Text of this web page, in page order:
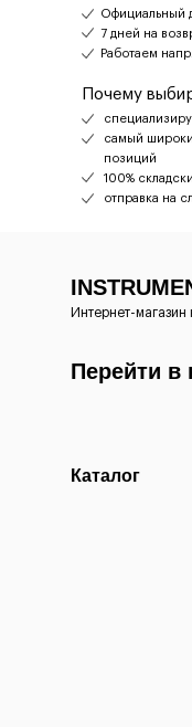
Почему
самый
позиций
100%
отправка на
Официальный
7 дней на
Работаем
Каталог
Интернет-
Перейти в